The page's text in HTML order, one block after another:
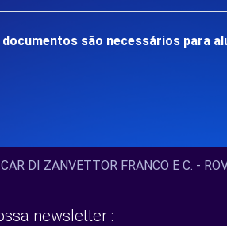
documentos são necessários para
DI ZANVETTOR FRANCO E C. -
newsletter :